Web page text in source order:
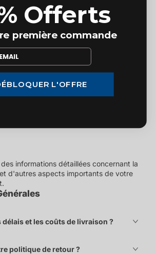
informations détaillées concernant la
d'autres aspects importants de votre
délais et les coûts de livraison ?
politique de retour ?
Offerts
première commande
L'OFFRE